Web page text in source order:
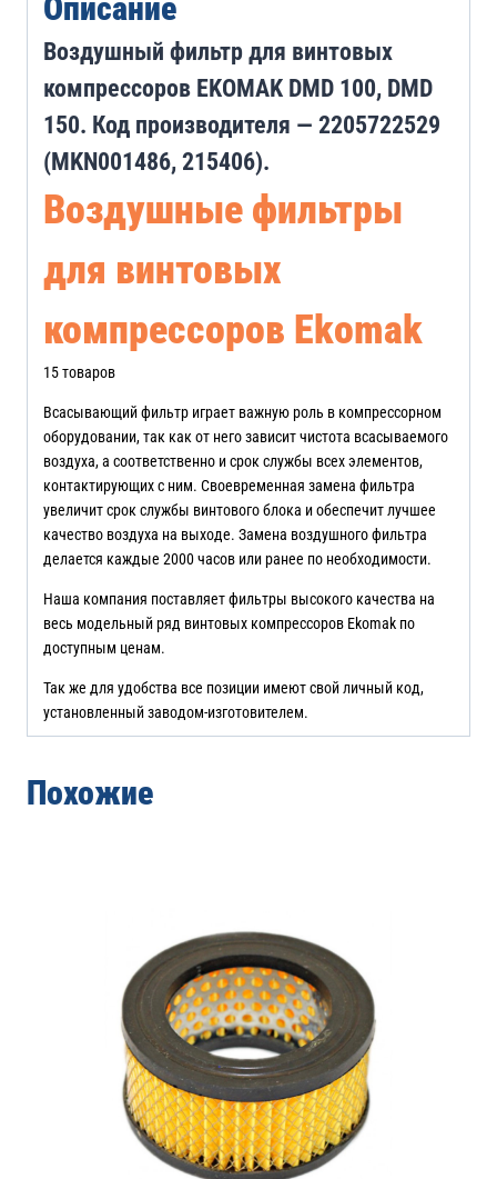
Описание
Воздушный фильтр для винтовых
компрессоров EKOMAK DMD 100, DMD
150. Код производителя — 2205722529
(MKN001486, 215406).
Воздушные фильтры
для винтовых
компрессоров Ekomak
15 товаров
Всасывающий фильтр играет важную роль в компрессорном
оборудовании, так как от него зависит чистота всасываемого
воздуха, а соответственно и срок службы всех элементов,
контактирующих с ним. Своевременная замена фильтра
увеличит срок службы винтового блока и обеспечит лучшее
качество воздуха на выходе. Замена воздушного фильтра
делается каждые 2000 часов или ранее по необходимости.
Наша компания поставляет фильтры высокого качества на
весь модельный ряд винтовых компрессоров Ekomak по
доступным ценам.
Так же для удобства все позиции имеют свой личный код,
установленный заводом-изготовителем.
Похожие